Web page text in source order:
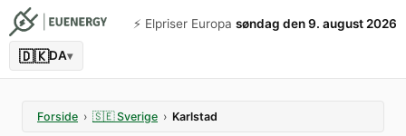
⚡️ Elpriser Europa søndag den 9. august 2026
🇩🇰DA▾
Forside › 🇸🇪 Sverige › Karlstad